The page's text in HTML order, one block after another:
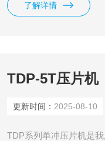
了解详情
TDP-5T压片机
更新时间： 2025-08-10
TDP系列单冲压片机是